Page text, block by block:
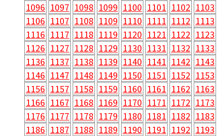
1096 1097 1098 1099 1100 1101 1102 1103
1106 1107 1108 1109 1110 1111 1112 1113
1116 1117 1118 1119 1120 1121 1122 1123
1126 1127 1128 1129 1130 1131 1132 1133
1136 1137 1138 1139 1140 1141 1142 1143
1146 1147 1148 1149 1150 1151 1152 1153
1156 1157 1158 1159 1160 1161 1162 1163
1166 1167 1168 1169 1170 1171 1172 1173
1176 1177 1178 1179 1180 1181 1182 1183
1186 1187 1188 1189 1190 1191 1192 1193